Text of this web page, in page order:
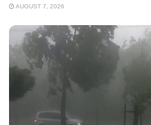
AUGUST 7, 2026